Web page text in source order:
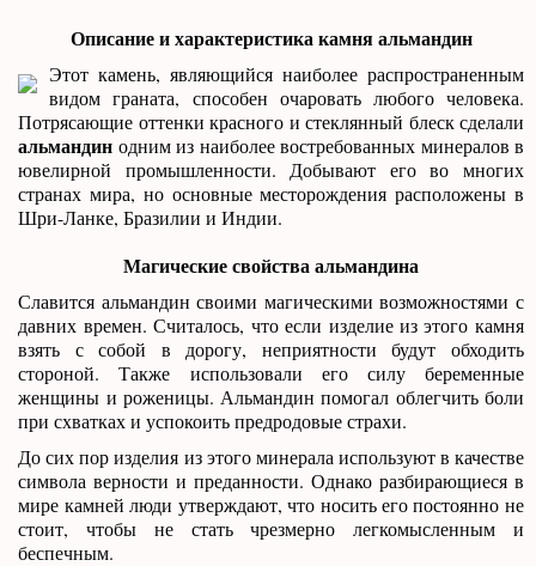
Описание и характеристика камня альмандин
Этот камень, являющийся наиболее распространенным
видом граната, способен очаровать любого человека.
Потрясающие оттенки красного и стеклянный блеск сделали
альмандин одним из наиболее востребованных минералов в
ювелирной промышленности. Добывают его во многих
странах мира, но основные месторождения расположены в
Шри-Ланке, Бразилии и Индии.
Магические свойства альмандина
Славится альмандин своими магическими возможностями с
давних времен. Считалось, что если изделие из этого камня
взять с собой в дорогу, неприятности будут обходить
стороной. Также использовали его силу беременные
женщины и роженицы. Альмандин помогал облегчить боли
при схватках и успокоить предродовые страхи.
До сих пор изделия из этого минерала используют в качестве
символа верности и преданности. Однако разбирающиеся в
мире камней люди утверждают, что носить его постоянно не
стоит, чтобы не стать чрезмерно легкомысленным и
беспечным.